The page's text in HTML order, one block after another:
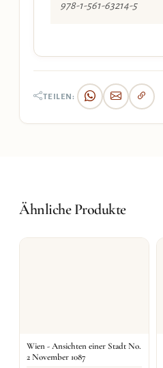
978-1-561-63214-5
TEILEN:
Ähnliche Produkte
Wien - Ansichten einer Stadt No.
2 November 1087